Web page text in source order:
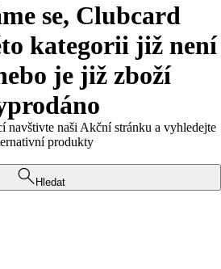
se, Clubcard
kategorii již není
je již zboží
navštivte naši Akční stránku a vyhledejte
produkty
Hledat